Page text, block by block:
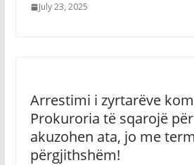
July 23, 2025
Arrestimi i zyrtarëve
Prokuroria të sqarojë
akuzohen ata, jo me
përgjithshëm!